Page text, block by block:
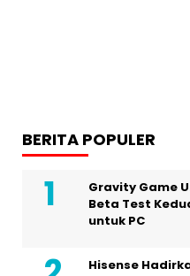
BERITA POPULER
Gravity Game
Beta Test
untuk PC
Hisense